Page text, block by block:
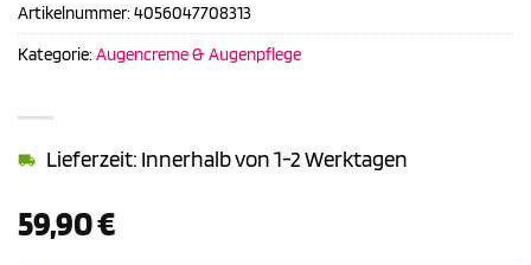
59,90€
Lieferzeit: Innerhalb von 1-2 Werktagen
Artikelnummer: 4056047708313
Kategorie: Augencreme & Augenpflege